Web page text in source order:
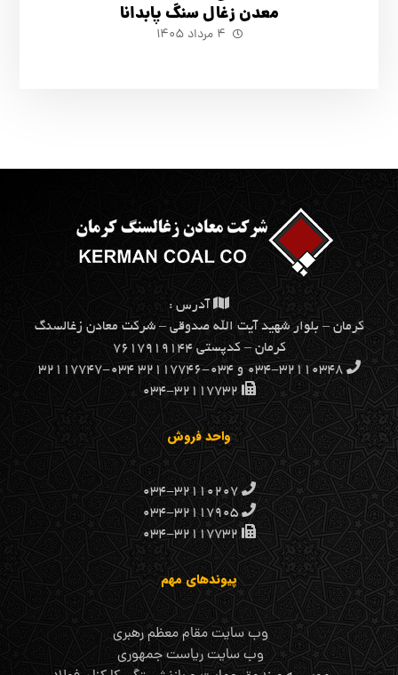
معدن زغال سنگ پابدانا
۴ مرداد ۱۴۰۵
آدرس :
كرمان – بلوار شهيد آيت الله صدوقي – شركت معادن زغالسنگ
كرمان – کدپستی ۷۶۱۷۹۱۹۱۴۴
۰۳۴-۳۲۱۱۰۳۴۸ و ۰۳۴-۳۲۱۱۷۷۴۶ ۰۳۴-۳۲۱۱۷۷۴۷
۰۳۴-۳۲۱۱۷۷۳۲
واحد فروش
۰۳۴-۳۲۱۱۰۲۰۷
۰۳۴-۳۲۱۱۷۹۰۵
۰۳۴-۳۲۱۱۷۷۳۲
پیوندهای مهم
وب سایت مقام معظم رهبری
وب سایت ریاست جمهوری